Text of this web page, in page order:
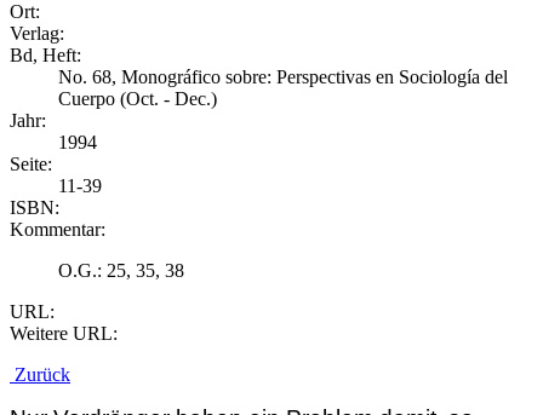
Ort:
Verlag:
Bd, Heft:
No. 68, Monográfico sobre: Perspectivas en Sociología del
Cuerpo (Oct. - Dec.)
Jahr:
1994
Seite:
11-39
ISBN:
Kommentar:
O.G.: 25, 35, 38
URL:
Weitere URL:
Zurück